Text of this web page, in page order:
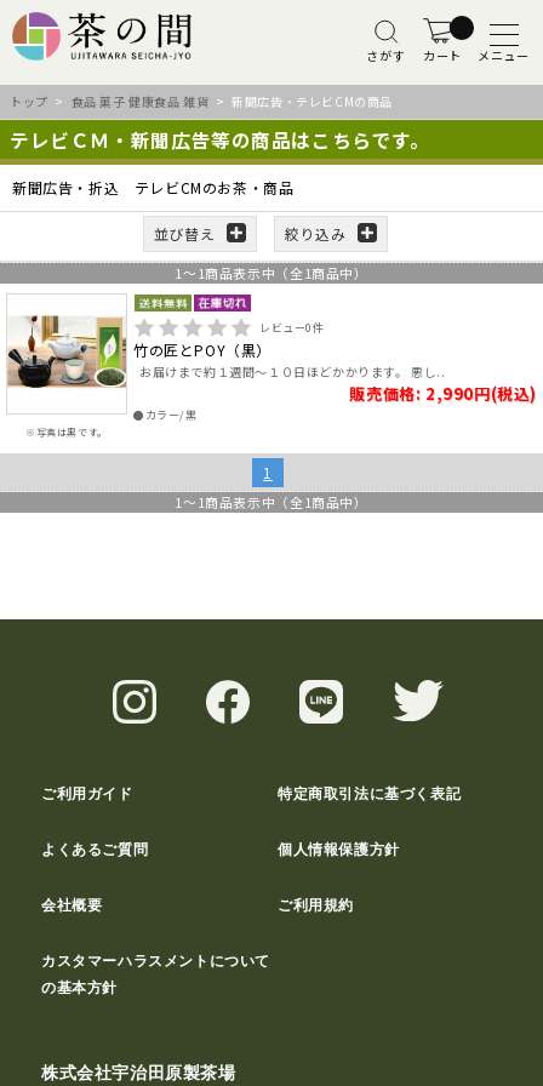
さがす カート メニュー
トップ > 食品 菓子 健康食品 雑貨 > 新聞広告・テレビCMの商品
テレビＣＭ・新聞広告等の商品はこちらです。
新聞広告・折込 テレビCMのお茶・商品
並び替え 絞り込み
1 ～ 1商品表示中（全 1商品中）
※写真は黒です。
レビュー0件
竹の匠とPOY（黒）
お届けまで約１週間～１０日ほどかかります。 悪し..
販売価格: 2,990円(税込)
●カラー/黒
1
1 ～ 1商品表示中（全 1商品中）
ご利用ガイド 特定商取引法に基づく表記
よくあるご質問 個人情報保護方針
会社概要 ご利用規約
カスタマーハラスメントについて
の基本方針
株式会社宇治田原製茶場